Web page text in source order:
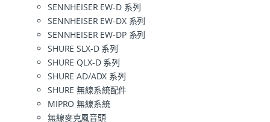
SENNHEISER EW-D 系列
SENNHEISER EW-DX 系列
SENNHEISER EW-DP 系列
SHURE SLX-D 系列
SHURE QLX-D 系列
SHURE AD/ADX 系列
SHURE 無線系統配件
MIPRO 無線系統
無線麥克風音頭